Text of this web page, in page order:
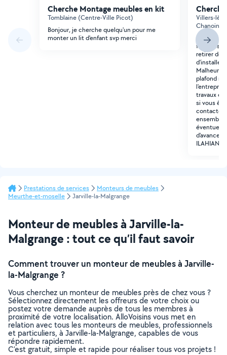
Cherche Montage meubles en kit
Tomblaine (Centre-Ville Picot)
Bonjour, je cherche quelqu'un pour me
monter un lit d'enfant svp merci
Villers-
Chanoine
Bonjour,
fenêtres,
retirer des
d'installer
plafond
travaux
si vous
contacter
ensemble
d'avance
ILAHIANE
Prestations de services
Monteurs de meubles
Meurthe-et-moselle
Jarville-la-Malgrange
Monteur de meubles à Jarville-la-
Malgrange : tout ce qu’il faut savoir
Comment trouver un monteur de meubles à Jarville-
la-Malgrange ?
Vous cherchez un monteur de meubles près de chez vous ?
Sélectionnez directement les offreurs de votre choix ou
postez votre demande auprès de tous les membres à
proximité de votre localisation. AlloVoisins vous met en
relation avec tous les monteurs de meubles, professionnels
et particuliers, à Jarville-la-Malgrange, capables de vous
répondre rapidement.
C’est gratuit, simple et rapide pour réaliser tous vos projets !